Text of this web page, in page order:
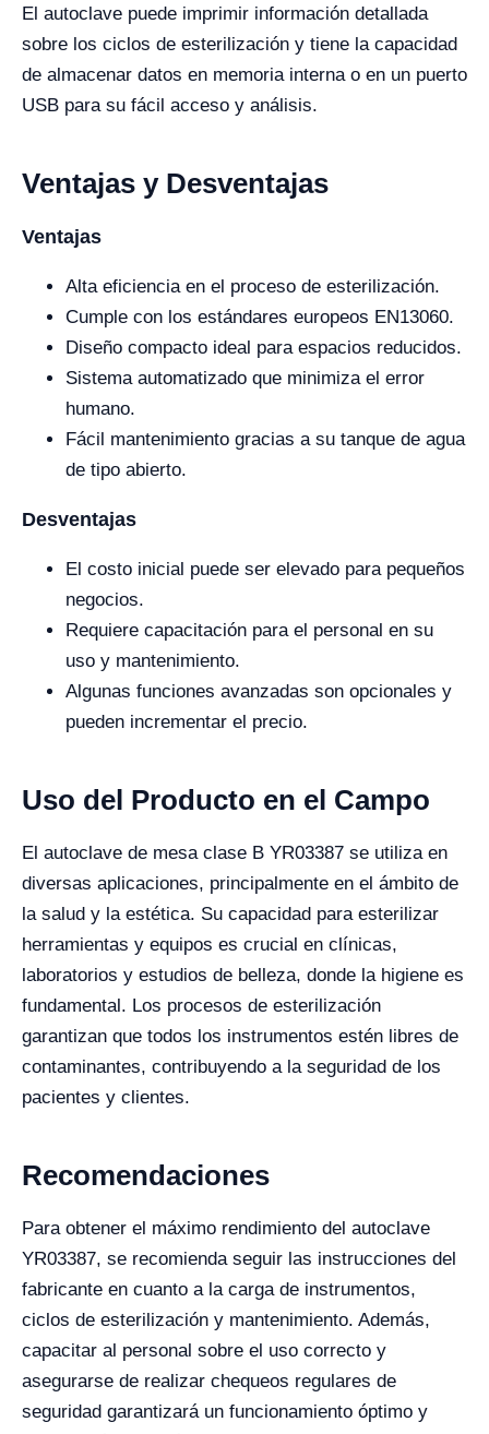
El autoclave puede imprimir información detallada
sobre los ciclos de esterilización y tiene la capacidad
de almacenar datos en memoria interna o en un puerto
USB para su fácil acceso y análisis.
Ventajas y Desventajas
Ventajas
Alta eficiencia en el proceso de esterilización.
Cumple con los estándares europeos EN13060.
Diseño compacto ideal para espacios reducidos.
Sistema automatizado que minimiza el error
humano.
Fácil mantenimiento gracias a su tanque de agua
de tipo abierto.
Desventajas
El costo inicial puede ser elevado para pequeños
negocios.
Requiere capacitación para el personal en su
uso y mantenimiento.
Algunas funciones avanzadas son opcionales y
pueden incrementar el precio.
Uso del Producto en el Campo
El autoclave de mesa clase B YR03387 se utiliza en
diversas aplicaciones, principalmente en el ámbito de
la salud y la estética. Su capacidad para esterilizar
herramientas y equipos es crucial en clínicas,
laboratorios y estudios de belleza, donde la higiene es
fundamental. Los procesos de esterilización
garantizan que todos los instrumentos estén libres de
contaminantes, contribuyendo a la seguridad de los
pacientes y clientes.
Recomendaciones
Para obtener el máximo rendimiento del autoclave
YR03387, se recomienda seguir las instrucciones del
fabricante en cuanto a la carga de instrumentos,
ciclos de esterilización y mantenimiento. Además,
capacitar al personal sobre el uso correcto y
asegurarse de realizar chequeos regulares de
seguridad garantizará un funcionamiento óptimo y